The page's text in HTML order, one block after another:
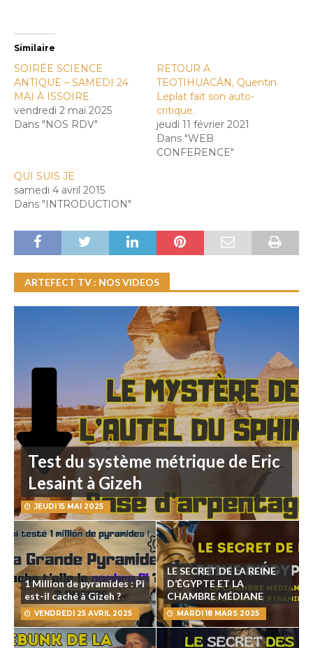
Similaire
SOIRÉE SCIENCE
ANTIQUE – SAMEDI 24
MAI À ISSOIRE.
vendredi 2 mai 2025
Dans "NOS RDV"
RETOUR A
TEOTIHUACÁN, Quentin
Leplat fait son auto-
critique.
jeudi 11 février 2021
Dans "WEB
CONFERENCE"
QUI SUIS JE
samedi 4 avril 2015
Dans "INTRODUCTION"
ARTEFECT TV : NOS VIDEOS
Test du système métrique de Eric
Lesaint à Gizeh
JEUDI 15 MAI 2025
1 Million de pyramides : Pi
est-il caché à Gizeh ?
VENDREDI 25 AVRIL 2025
LE SECRET DE LA REINE
D’ÉGYPTE ET LA
CHAMBRE MÉDIANE
MARDI 18 MARS 2025